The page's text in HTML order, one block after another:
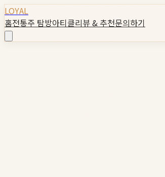
LOYAL
홈전통주 탐방아티클리뷰 & 추천문의하기